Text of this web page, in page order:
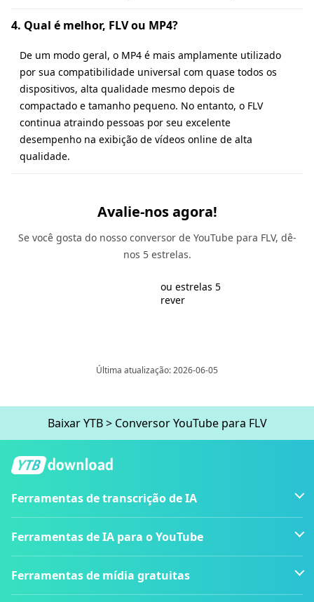
4. Qual é melhor, FLV ou MP4?
De um modo geral, o MP4 é mais amplamente utilizado
por sua compatibilidade universal com quase todos os
dispositivos, alta qualidade mesmo depois de
compactado e tamanho pequeno. No entanto, o FLV
continua atraindo pessoas por seu excelente
desempenho na exibição de vídeos online de alta
qualidade.
Avalie-nos agora!
Se você gosta do nosso conversor de YouTube para FLV, dê-
nos 5 estrelas.
ou estrelas 5
rever
Última atualização: 2026-06-05
Baixar YTB> Conversor YouTube para FLV
Ferramentas de transcrição de IA
Ferramentas de IA para o YouTube
Ferramentas de mídia gratuitas